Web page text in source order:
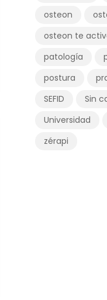
osteon
osteon te
patología
postura
SEFID
Sin
Universidad
zérapi